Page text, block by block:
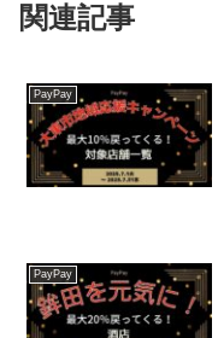
関連記事
PayPay
PayPay